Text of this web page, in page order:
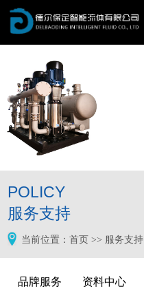
首
我
们
品
中
新
闻
服
持
我
们
POLICY
服务支持
当前位置：首页 >> 服务支持
品牌服务 资料中心